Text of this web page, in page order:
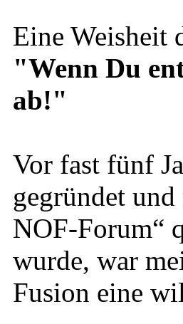
Eine Weisheit
"Wenn Du
ab!"
Vor fast fünf
gegründet
NOF-Forum“
wurde, war
Fusion eine